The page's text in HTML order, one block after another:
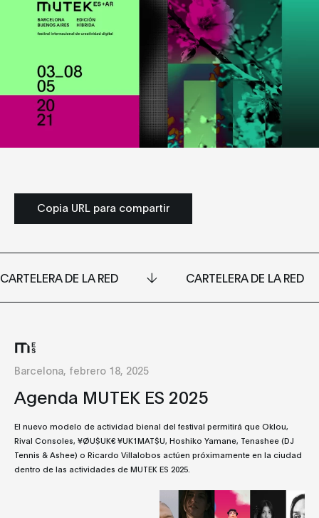
Copia URL para compartir
CARTELERA DE LA RED CARTELERA DE LA RED
Barcelona, febrero 18, 2025
Agenda MUTEK ES 2025
El nuevo modelo de actividad bienal del festival permitirá que Oklou,
Rival Consoles, ¥ØU$UK€ ¥UK1MAT$U, Hoshiko Yamane, Tenashee (DJ
Tennis & Ashee) o Ricardo Villalobos actúen próximamente en la ciudad
dentro de las actividades de MUTEK ES 2025.